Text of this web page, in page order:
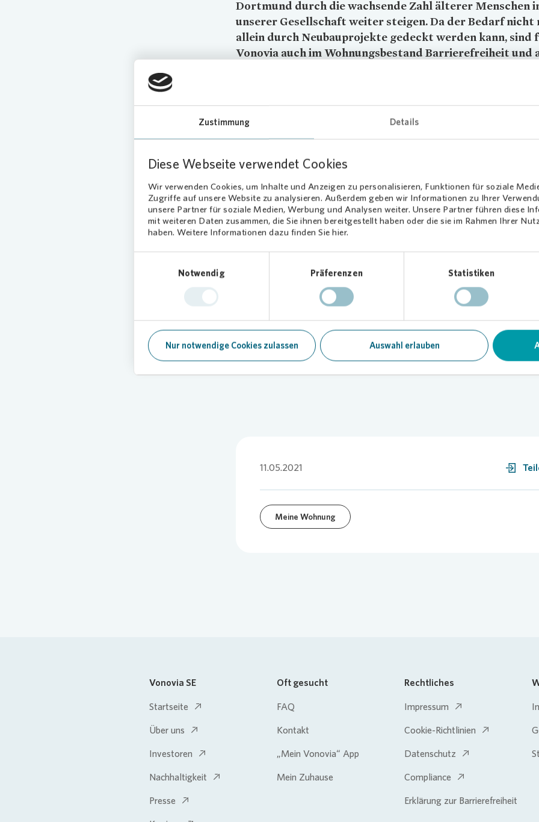
Zustimmung Details
Diese Webseite verwendet Cookies
Wir verwenden Cookies, um Inhalte und Anzeigen zu personalisieren, Funktionen für soziale
Zugriffe auf unsere Website zu analysieren. Außerdem geben wir Informationen zu Ihrer
unsere Partner für soziale Medien, Werbung und Analysen weiter. Unsere Partner führen diese
mit weiteren Daten zusammen, die Sie ihnen bereitgestellt haben oder die sie im Rahmen Ihrer
haben. Weitere Informationen dazu finden Sie hier.
Notwendig
Präferenzen Statistiken
Nur notwendige Cookies zulassen Auswahl erlauben
Dortmund durch die wachsende Zahl älterer Menschen
unserer Gesellschaft weiter steigen. Da der Bedarf nicht
allein durch Neubauprojekte gedeckt werden kann, sind
Vonovia auch im Wohnungsbestand Barrierefreiheit und
Bedarfsgerechte Angebote für
mit Handicap
aussieht. Dort konnte einem Mieter eine maßgeschneiderte Lösung
werden: Um seinen Rollstuhl und seinen Rollator trocken und sicher
können und dennoch seine eigene Mobilität aufrecht zu erhalten, erhielt
Leopold Sierpinski eine eigene Rollstuhlgarage. Diese bietet Platz sowohl
Nachbarin Ute Klemm, die den 84-Jährigen seit vier Jahren im Alltag
freut sich über die neu gewonnene Mobilität des Rentners: „Ich bin sehr
bei unserem Anliegen unterstützt hat. Der Rollstuhl
Hilfe, unter anderem beim Ausklappen. Die neue Garage ermöglicht es ihm
unter anderem, dass er auch wieder selbständig zu Ausflügen aufbrechen
11.05.2021
Meine Wohnung
Vonovia SE
Startseite
Über uns
Investoren
Nachhaltigkeit
Presse
Oft gesucht
FAQ
Kontakt
„Mein Vonovia“ App
Mein Zuhause
Rechtliches
Impressum
Cookie-Richtlinien
Datenschutz
Compliance
Erklärung zur Barrierefreiheit